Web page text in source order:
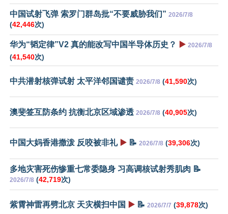
中国试射飞弹 索罗门群岛批“不要威胁我们” 2026/7/8
(42,446次)
华为“韬定律”V2 真的能改写中国半导体历史？ ▶️ 2026/7/8
(41,540次)
中共潜射核弹试射 太平洋邻国谴责 2026/7/8 (41,590次)
澳斐签互防条约 抗衡北京区域渗透 2026/7/8 (40,905次)
中国大妈香港撒泼 反咬被非礼 ▶️ 📝 2026/7/8 (39,306次)
多地灾害死伤惨重七常委隐身 习高调核试射秀肌肉 📝
2026/7/8 (42,719次)
紫霄神雷再劈北京 天灾横扫中国 ▶️ 📝 2026/7/7 (39,878次)